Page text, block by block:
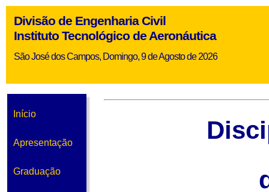
Divisão de Engenharia Civil
Instituto Tecnológico de Aeronáutica
São José dos Campos, Domingo, 9 de Agosto de 2026
Início
Apresentação
Graduação